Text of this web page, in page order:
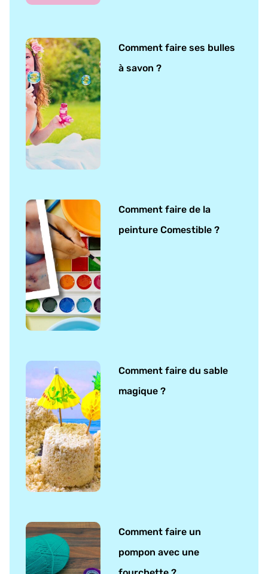
Comment faire ses bulles
à savon ?
Comment faire de la
peinture Comestible ?
Comment faire du sable
magique ?
Comment faire un
pompon avec une